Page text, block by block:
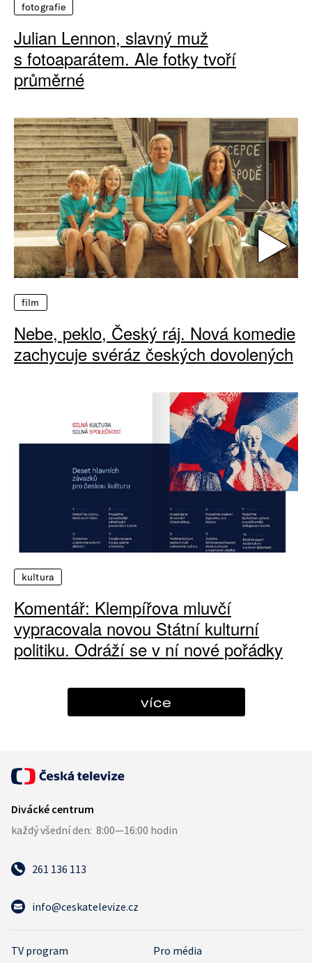
fotografie
Julian Lennon, slavný muž
s fotoaparátem. Ale fotky tvoří
průměrné
film
Nebe, peklo, Český ráj. Nová komedie
zachycuje svéráz českých dovolených
kultura
Komentář: Klempířova mluvčí
vypracovala novou Státní kulturní
politiku. Odráží se v ní nové pořádky
více
261 136 113
info@ceskatelevize.cz
TV program Pro média